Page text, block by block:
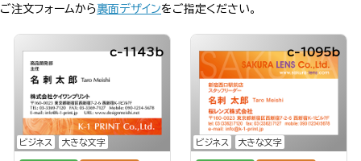
ご注文フォームから裏面デザインをご指定ください。
ビジネス 大きな文字
c-1143b
ビジネス 大きな文字
c-1095b